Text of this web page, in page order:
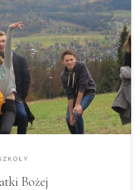
r. klasa 1 LO wyruszyła
Matki Bożej
Wyjechaliśmy
Rybaki, aby z
stronę Zakopanego.
w ekscytacji z
Na Bachledówce
pogoda, […]
Bożej